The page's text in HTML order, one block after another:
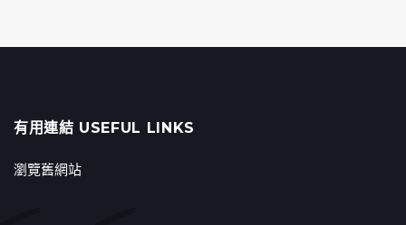
有用連結 USEFUL LINKS
瀏覽舊網站